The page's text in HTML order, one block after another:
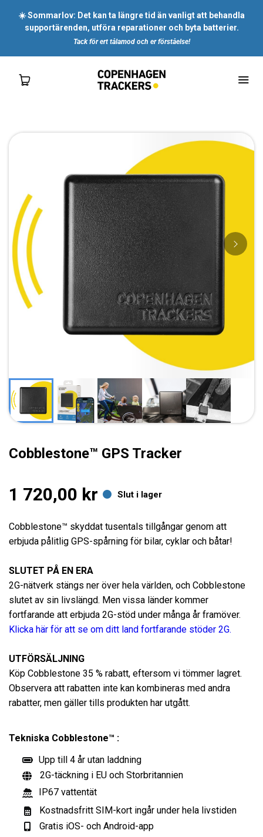
☀️ Sommarlov: Det kan ta längre tid än vanligt att behandla
supportärenden, utföra reparationer och byta batterier.
Tack för ert tålamod och er förståelse!
FÖR DIG
FÖR FÖRETAG
OM OSS
KONTAKT
MITT KONTO
Cobblestone™ GPS Tracker
1 720,00 kr Slut i lager
Cobblestone™ skyddat tusentals tillgångar genom att
erbjuda pålitlig GPS-spårning för bilar, cyklar och båtar!
SLUTET PÅ EN ERA
2G-nätverk stängs ner över hela världen, och Cobblestone
slutet av sin livslängd. Men vissa länder kommer
fortfarande att erbjuda 2G-stöd under många år framöver.
Klicka här för att se om ditt land fortfarande stöder 2G.
UTFÖRSÄLJNING
Köp Cobblestone 35 % rabatt, eftersom vi tömmer lagret.
Observera att rabatten inte kan kombineras med andra
rabatter, men gäller tills produkten har utgått.
Tekniska Cobblestone™ :
Upp till 4 år utan laddning
2G-täckning i EU och Storbritannien
IP67 vattentät
Kostnadsfritt SIM-kort ingår under hela livstiden
Gratis iOS- och Android-app